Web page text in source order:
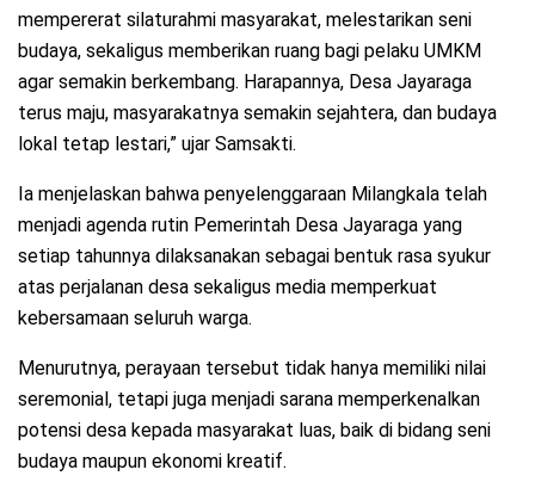
mempererat silaturahmi masyarakat, melestarikan seni
budaya, sekaligus memberikan ruang bagi pelaku UMKM
agar semakin berkembang. Harapannya, Desa Jayaraga
terus maju, masyarakatnya semakin sejahtera, dan budaya
lokal tetap lestari,” ujar Samsakti.
Ia menjelaskan bahwa penyelenggaraan Milangkala telah
menjadi agenda rutin Pemerintah Desa Jayaraga yang
setiap tahunnya dilaksanakan sebagai bentuk rasa syukur
atas perjalanan desa sekaligus media memperkuat
kebersamaan seluruh warga.
Menurutnya, perayaan tersebut tidak hanya memiliki nilai
seremonial, tetapi juga menjadi sarana memperkenalkan
potensi desa kepada masyarakat luas, baik di bidang seni
budaya maupun ekonomi kreatif.